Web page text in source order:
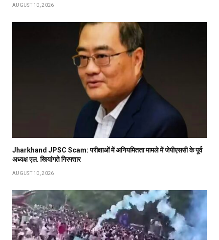
AUGUST 10, 2026
Jharkhand JPSC Scam: परीक्षाओं में अनियमितता मामले में जेपीएससी के पूर्व
अध्यक्ष एल. खियांगते गिरफ्तार
AUGUST 10, 2026